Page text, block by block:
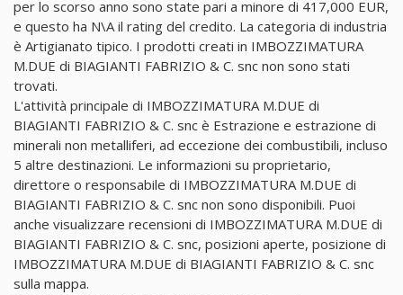
per lo scorso anno sono state pari a minore di 417,000 EUR,
e questo ha N\A il rating del credito. La categoria di industria
è Artigianato tipico. I prodotti creati in IMBOZZIMATURA
M.DUE di BIAGIANTI FABRIZIO & C. snc non sono stati
trovati.
L'attività principale di IMBOZZIMATURA M.DUE di
BIAGIANTI FABRIZIO & C. snc è Estrazione e estrazione di
minerali non metalliferi, ad eccezione dei combustibili, incluso
5 altre destinazioni. Le informazioni su proprietario,
direttore o responsabile di IMBOZZIMATURA M.DUE di
BIAGIANTI FABRIZIO & C. snc non sono disponibili. Puoi
anche visualizzare recensioni di IMBOZZIMATURA M.DUE di
BIAGIANTI FABRIZIO & C. snc, posizioni aperte, posizione di
IMBOZZIMATURA M.DUE di BIAGIANTI FABRIZIO & C. snc
sulla mappa.